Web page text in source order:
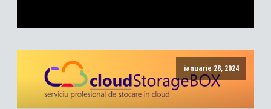
ianuarie 28, 2024